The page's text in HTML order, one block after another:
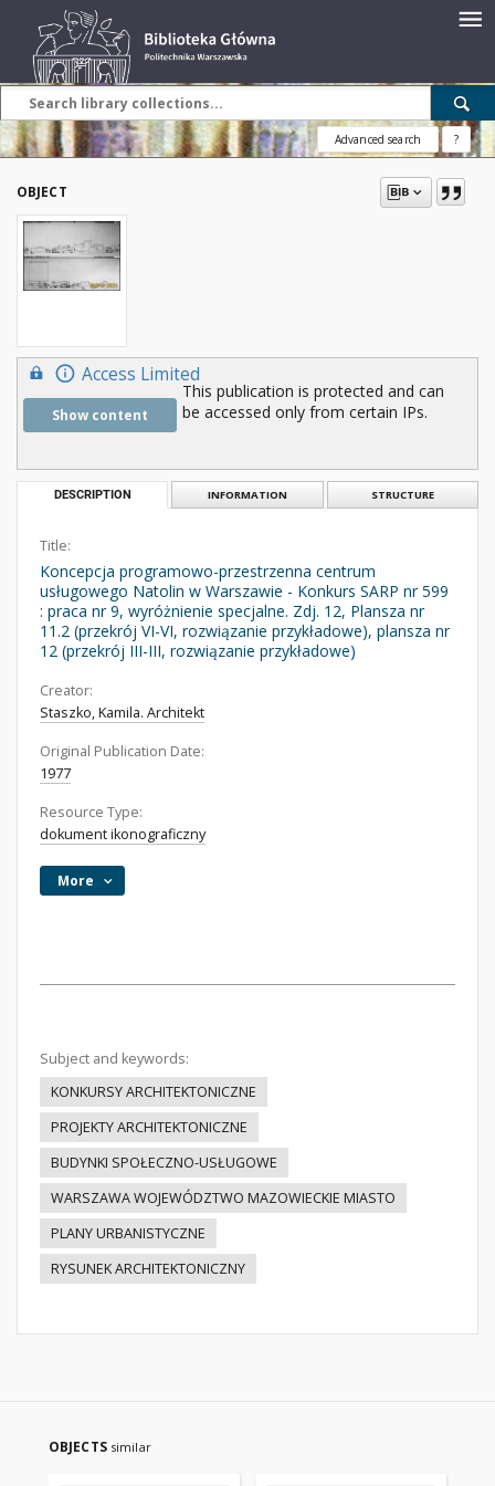
Advanced search ?
OBJECT
Access Limited
Show content
This publication is protected and can
be accessed only from certain IPs.
DESCRIPTION INFORMATION STRUCTURE
Title:
Koncepcja programowo-przestrzenna centrum
usługowego Natolin w Warszawie - Konkurs SARP nr 599
: praca nr 9, wyróżnienie specjalne. Zdj. 12, Plansza nr
11.2 (przekrój VI-VI, rozwiązanie przykładowe), plansza nr
12 (przekrój III-III, rozwiązanie przykładowe)
Creator:
Staszko, Kamila. Architekt
Original Publication Date:
1977
Resource Type:
dokument ikonograficzny
More
Subject and keywords:
KONKURSY ARCHITEKTONICZNE
PROJEKTY ARCHITEKTONICZNE
BUDYNKI SPOŁECZNO-USŁUGOWE
WARSZAWA WOJEWÓDZTWO MAZOWIECKIE MIASTO
PLANY URBANISTYCZNE
RYSUNEK ARCHITEKTONICZNY
OBJECTS similar